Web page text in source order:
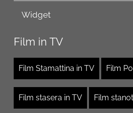
Widget
Film in TV
Film Stamattina in TV Film
Film stasera in TV Film